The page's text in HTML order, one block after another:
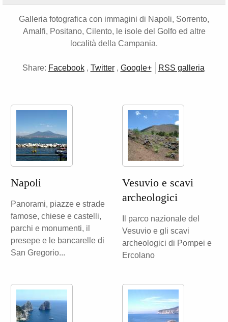
Galleria fotografica con immagini di Napoli, Sorrento,
Amalfi, Positano, Cilento, le isole del Golfo ed altre
località della Campania.
Share: Facebook, Twitter, Google+ RSS galleria
Napoli
Panorami, piazze e strade
famose, chiese e castelli,
parchi e monumenti, il
presepe e le bancarelle di
San Gregorio...
Vesuvio e scavi
archeologici
Il parco nazionale del
Vesuvio e gli scavi
archeologici di Pompei e
Ercolano